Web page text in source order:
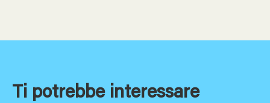
Ti potrebbe interessare